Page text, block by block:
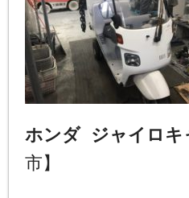
ホンダ ジャイロキ
市】